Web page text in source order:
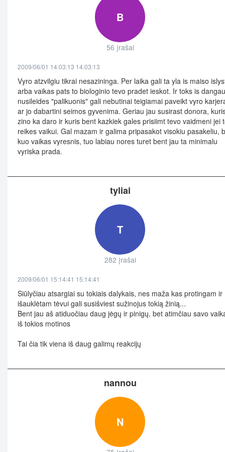
B
56 įrašai
2009/06/01 14:03:13 14:03:13
Vyro atzvilgiu tikrai nesazininga. Per laika gali ta yla is maiso
arba vaikas pats to biologinio tevo pradet ieskot. Ir toks is
nusileides "palikuonis" gali nebutinai teigiamai paveikt vyro
ar jo dabartini seimos gyvenima. Geriau jau susirast donora,
zino ka daro ir kuris bent kazkiek gales prisiimt tevo vaidmeni jei
reikes vaikui. Gal mazam ir galima pripasakot visokiu pasakeliu,
kuo vaikas vyresnis, tuo labiau nores turet bent jau ta minimalu
vyriska prada.
tyliai
T
282 įrašai
2009/06/01 15:14:41 15:14:41
Siūlyčiau atsargiai su tokiais dalykais, nes maža kas protingam ir
išauklėtam tėvui gali susišviest sužinojus tokią žinią...
Bent jau aš atiduočiau daug jėgų ir pinigų, bet atimčiau savo
iš tokios motinos
Tai čia tik viena iš daug galimų reakcijų
nannou
N